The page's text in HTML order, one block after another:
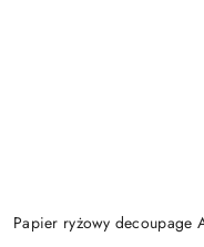
Papier ryżowy decoupage